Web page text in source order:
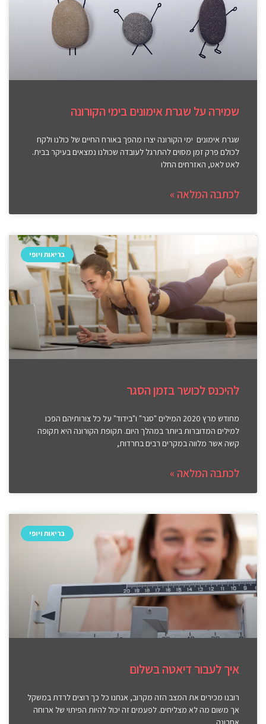
שמירה על שגרת אימונים בימי הקורונה
שגרת אימונים ימי הקורונה יצרו מהפך באורח החיים של כולנו ולקח
לכולם פרק זמן מסוים להתרגל לעובדה שכולנו נמצאים בעיקר בבית.
לאט לאט, האזרחים החלו
לכתבה המלאה »
בריאות ויופי
להיכנס לכושר בזמן הסגר
מחודש מרץ 2020 המילים "סגר" ו"בידוד" על כל צורותיהם הפכו
למילים המדוברות ביותר במהלך היום. תקופת הקורונה היא תקופה
קשה אשר מלווה במקרים רבים בחרדות,
לכתבה המלאה »
בריאות ויופי
איך לעבור דיאטה בשלום
רובנו מכירים את המצב הזה מקרוב, אנחנו כל כך רוצים לרדת במשקל
אך משום מה לא מצליחים. לפעמים זה יכול להיות הפיתוי של ארוחה